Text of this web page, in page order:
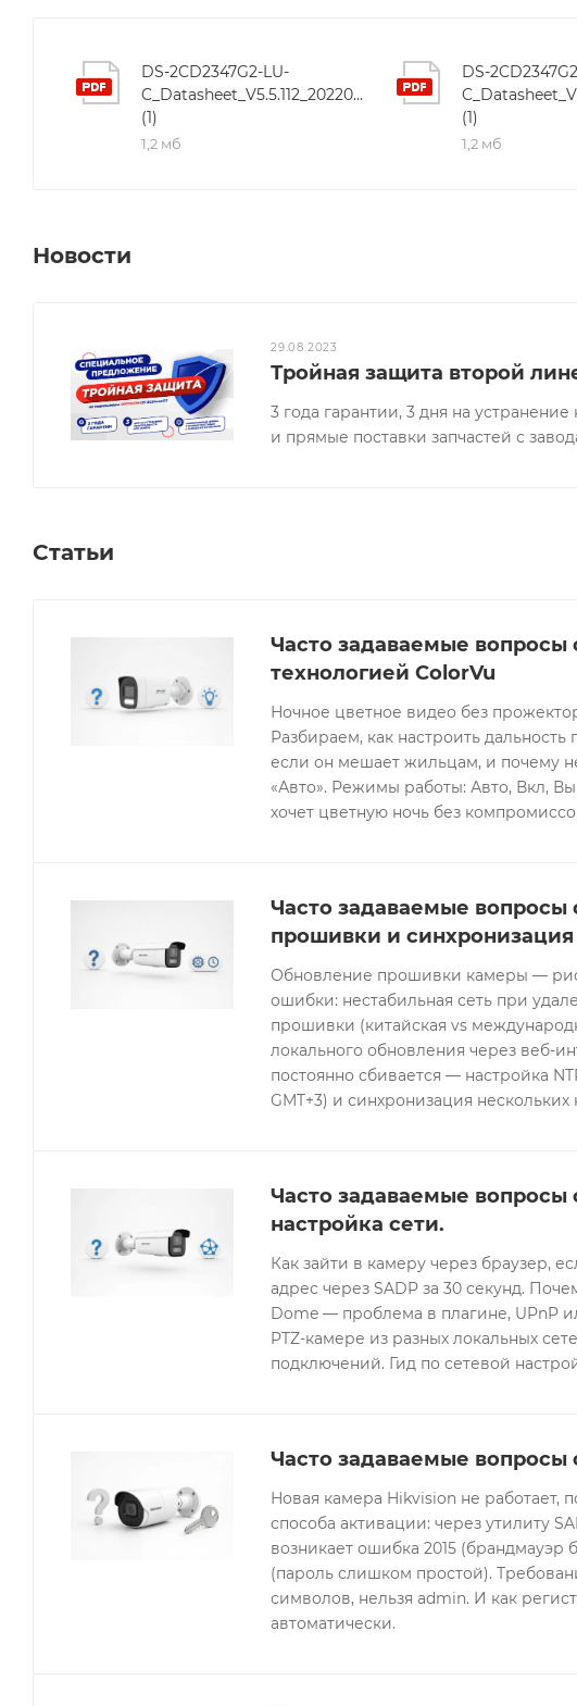
DS-2CD2347G2-LU-
C_Datasheet_V5.5.112_20220114
(1)
1,2 мб
DS-
(1)
1,2 мб
Новости
29.08.2023
Тройная защита второй
3 года гарантии, 3 дня на
и прямые поставки запчастей с
Статьи
Часто задаваемые вопросы
технологией ColorVu
Ночное цветное видео без
Разбираем, как настроить
если он мешает жильцам, и почему
«Авто». Режимы работы: Авто, Вкл,
хочет цветную ночь без
Часто задаваемые
прошивки и
Обновление прошивки камеры —
ошибки: нестабильная сеть при
прошивки (китайская vs
локального обновления через веб-
постоянно сбивается — настройка
GMT+3) и синхронизация
Часто задаваемые вопросы
настройка сети.
Как зайти в камеру через браузер,
адрес через SADP за 30 секунд.
Dome — проблема в плагине, UPnP
PTZ-камере из разных локальных
подключений. Гид по сетевой
Часто задаваемые
Новая камера Hikvision не работает,
способа активации: через утилиту
возникает ошибка 2015 (брандмауэр
(пароль слишком простой).
символов, нельзя admin. И как
автоматически.